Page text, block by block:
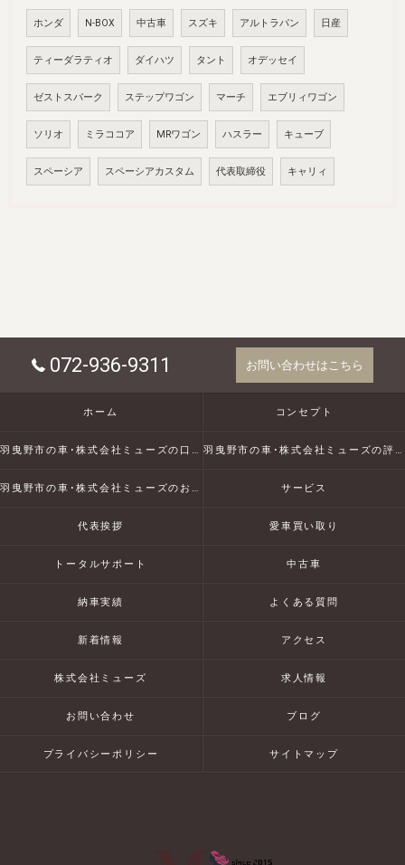
ホンダ N-BOX 中古車 スズキ アルトラパン 日産
ティーダラティオ ダイハツ タント オデッセイ
ゼストスパーク ステップワゴン マーチ エブリィワゴン
ソリオ ミラココア MRワゴン ハスラー キューブ
スペーシア スペーシアカスタム 代表取締役 キャリィ
072-936-9311 お問い合わせはこちら
ホーム コンセプト
羽曳野市の車･株式会社ミューズの口コミ情報 羽曳野市の車･株式会社ミューズの評判
羽曳野市の車･株式会社ミューズのお客様の声 サービス
代表挨拶 愛車買い取り
トータルサポート 中古車
納車実績 よくある質問
新着情報 アクセス
株式会社ミューズ 求人情報
お問い合わせ ブログ
プライバシーポリシー サイトマップ